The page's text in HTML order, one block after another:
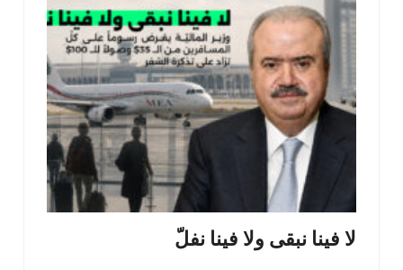
لا فينا نبقى ولا فينا نفلّ